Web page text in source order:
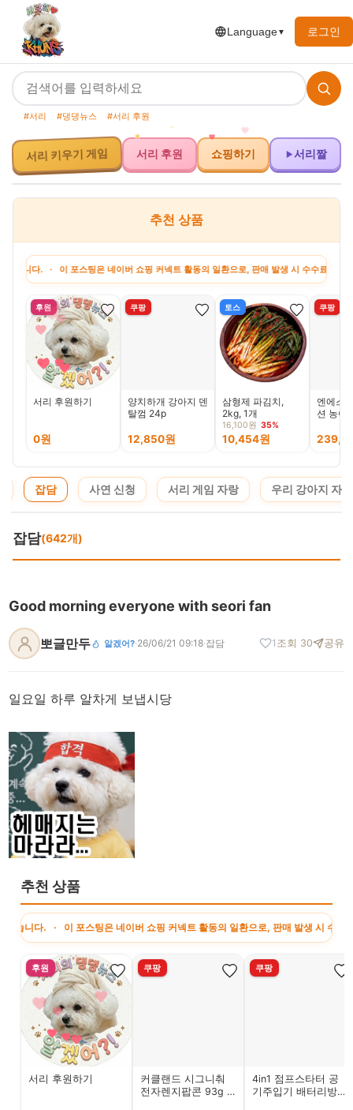
Language▼ 로그인
#서리 #댕댕뉴스 #서리 후원
서리 키우기 게임 서리 후원 쇼핑하기 서리짤
추천 상품
. · 이 포스팅은 네이버 쇼핑 커넥트 활동의 일환으로, 판매 발생 시 수수료를 제공
후원
서리 후원하기
0원
쿠팡
양치하개 강아지 덴
탈껌 24p
12,850원
토스
삼형제 파김치,
2kg, 1개
16,100원 35%
10,454원
쿠팡
엔에스
션 농어
어 우럭
잡담 사연 신청 서리 게임 자랑 우리 강아지 자랑
잡담(642개)
Good morning everyone with seori fan
뽀글만두 알겠어?·26/06/21 09:18·잡담 1 조회 30 공유
일요일 하루 알차게 보냅시당
추천 상품
. · 이 포스팅은 네이버 쇼핑 커넥트 활동의 일환으로, 판매 발생 시 수수료
후원
서리 후원하기
쿠팡
커클랜드 시그니춰
전자렌지팝콘 93g /
쿠팡
4in1 점프스타터 공
기주입기 배터리방전